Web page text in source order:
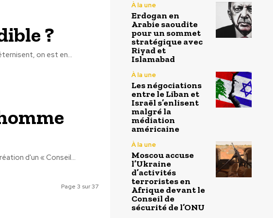
?
on est en...
d'un « Conseil...
Page 3 sur 37
À la une
Erdogan en
Arabie saoudite
pour un sommet
stratégique avec
Riyad et
Islamabad
À la une
Les négociations
entre le Liban et
Israël s’enlisent
malgré la
médiation
américaine
À la une
Moscou accuse
l’Ukraine
d’activités
terroristes en
Afrique devant le
Conseil de
sécurité de l’ONU